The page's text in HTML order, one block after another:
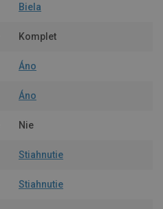
Biela
Komplet
Áno
Áno
Nie
Stiahnutie
Stiahnutie